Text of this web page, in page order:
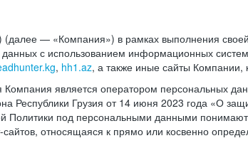
— «Компания») в рамках выполнения своей
с использованием информационных
, hh1.az, а также иные сайты
Компания является оператором персональных
Республики Грузия от 14 июня 2023 года «О
под персональными данными
относящаяся к прямо или косвенно